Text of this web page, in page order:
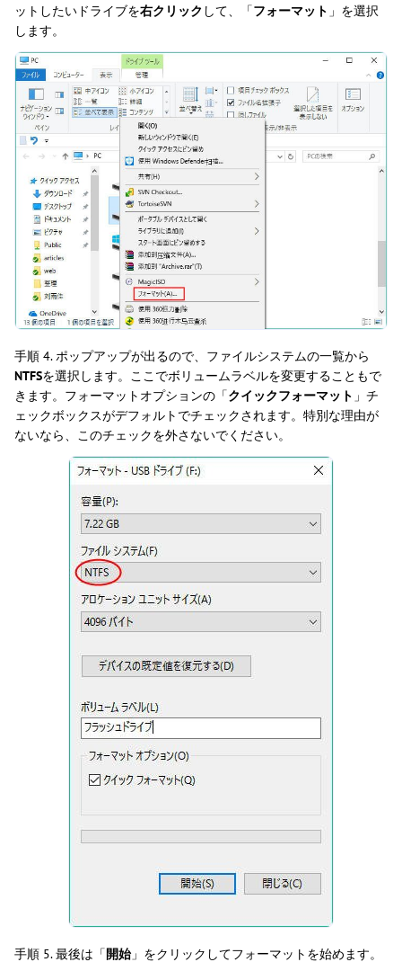
ットしたいドライブを右クリック して、「フォーマット 」を選択
します。
手順 4. ポップアップが出るので、ファイルシステムの一覧から
NTFSを選択します。ここでボリュームラベルを変更することもで
きます。フォーマットオプションの「クイックフォーマット 」チ
ェックボックスがデフォルトでチェックされます。特別な理由が
ないなら、このチェックを外さないでください。
手順 5. 最後は「開始」をクリックしてフォーマットを始めます。